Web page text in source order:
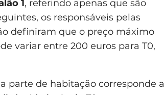
1, referindo apenas que são
os responsáveis pelas
definiram que o preço máximo
variar entre 200 euros para T0,
parte de habitação corresponde a